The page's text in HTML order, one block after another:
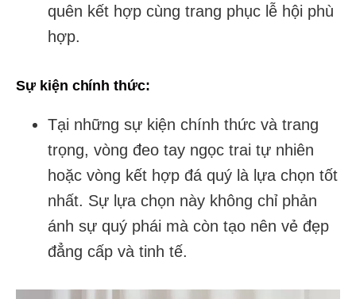
quên kết hợp cùng trang phục lễ hội phù
hợp.
Sự kiện chính thức:
Tại những sự kiện chính thức và trang
trọng, vòng đeo tay ngọc trai tự nhiên
hoặc vòng kết hợp đá quý là lựa chọn tốt
nhất. Sự lựa chọn này không chỉ phản
ánh sự quý phái mà còn tạo nên vẻ đẹp
đẳng cấp và tinh tế.